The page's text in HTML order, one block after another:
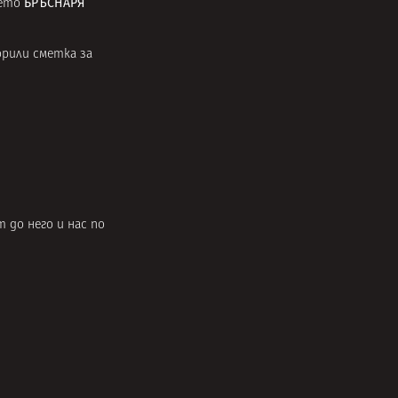
БРЪСНАРЯ
сметка за
до него и нас по